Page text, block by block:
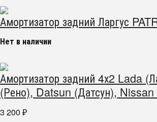
Амортизатор задний Ларгус
Нет в наличии
Амортизатор задний 4х2 Lada
(Рено), Datsun (Датсун), Nissan
3 200 ₽